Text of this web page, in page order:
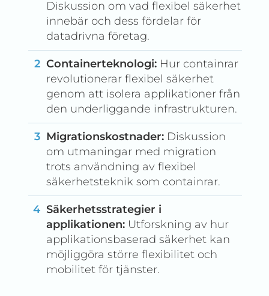
Diskussion om vad flexibel säkerhet
innebär och dess fördelar för
datadrivna företag.
Containerteknologi:Hur containrar
revolutionerar flexibel säkerhet
genom att isolera applikationer från
den underliggande infrastrukturen.
Migrationskostnader:Diskussion
om utmaningar med migration
trots användning av flexibel
säkerhetsteknik som containrar.
Säkerhetsstrategier i
applikationen:Utforskning av hur
applikations­baserad säkerhet kan
möjliggöra större flexibilitet och
mobilitet för tjänster.